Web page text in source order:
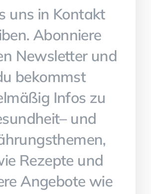
uns in Kontakt
Abonniere
Newsletter und
bekommst
Infos zu
und
Rezepte und
Angebote wie